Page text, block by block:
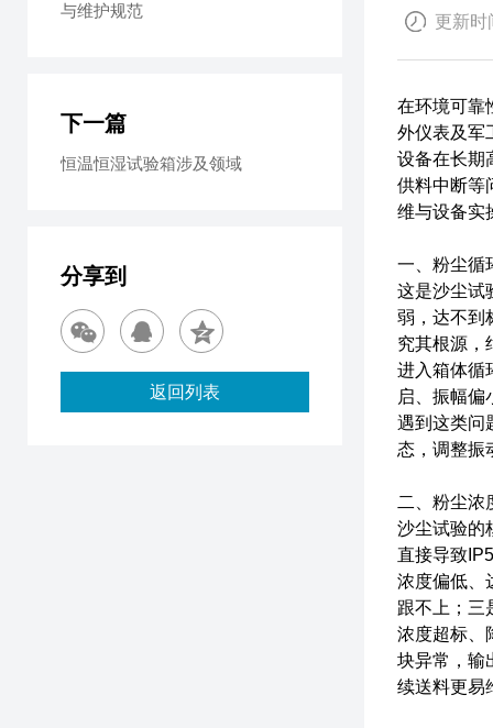
更新时
在环境可靠
外仪表及军
设备在长期
供料中断等
维与设备实
一、粉尘循
这是沙尘试
弱，达不到
究其根源，
进入箱体循
启、振幅
遇到这类问
态，调整振
二、粉尘浓
沙尘试验的
直接导致
浓度偏低、
跟不上；三
浓度超标、
块异常，输
续送料更易
与维护规范
下一篇
恒温恒湿试验箱涉及领域
分享到
返回列表